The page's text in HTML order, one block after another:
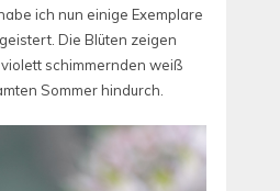
ich nun einige Exemplare
Die Blüten zeigen
schimmernden weiß
Sommer hindurch.